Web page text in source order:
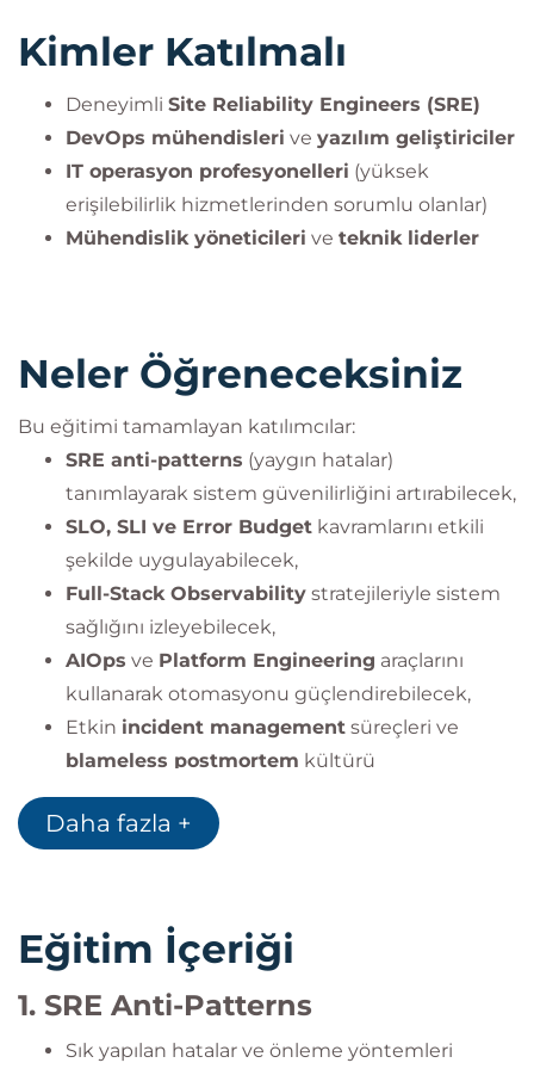
DevOps Institute®, PeopleCert grubunun tescilli
ticari markasıdır. PeopleCert lisansı altında
kullanılmıştır. Tüm hakları saklıdır.
Kimler Katılmalı
Deneyimli Site Reliability Engineers (SRE)
DevOps mühendisleri ve yazılım geliştiriciler
IT operasyon profesyonelleri (yüksek
erişilebilirlik hizmetlerinden sorumlu olanlar)
Mühendislik yöneticileri ve teknik liderler
Neler Öğreneceksiniz
Bu eğitimi tamamlayan katılımcılar:
SRE anti-patterns (yaygın hatalar)
tanımlayarak sistem güvenilirliğini artırabilecek,
SLO, SLI ve Error Budget kavramlarını etkili
şekilde uygulayabilecek,
Full-Stack Observability stratejileriyle sistem
sağlığını izleyebilecek,
AIOps ve Platform Engineering araçlarını
kullanarak otomasyonu güçlendirebilecek,
Etkin incident management süreçleri ve
blameless postmortem kültürü
oluşturabilecek,
Kaos mühendisliği
güvenilir dijital operasyonlar kurabilecektir.
Daha fazla +
Eğitim İçeriği
1. SRE Anti-Patterns
Sık yapılan hatalar ve önleme yöntemleri